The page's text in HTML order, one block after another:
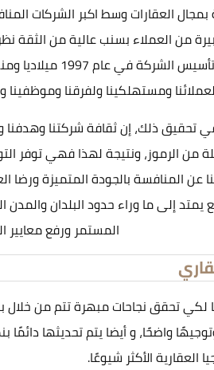
العقارات وسط اكبر الشركات
من العملاء بسنب عالية من
العربية، ولذلك
ومستهلكينا ولفرقنا
ذلك، إن ثقافة شركتنا وهدفنا
من الرموز، ونتيجة لهذا فهي توفر
المنافسة بالجودة المتميزة ورضا
يمتد إلى ما وراء حدود البلدان
المستمر ورفع معايير
نجاحات مبهرة تتم من خلال
واضحًا، و أيضا يتم تحديثها
العقارية الأكثر شيوعًا.